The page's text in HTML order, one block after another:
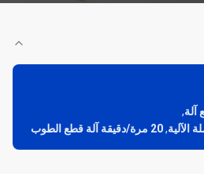
,
الآلية,20 مرة/دقيقة آلة قطع الطوب